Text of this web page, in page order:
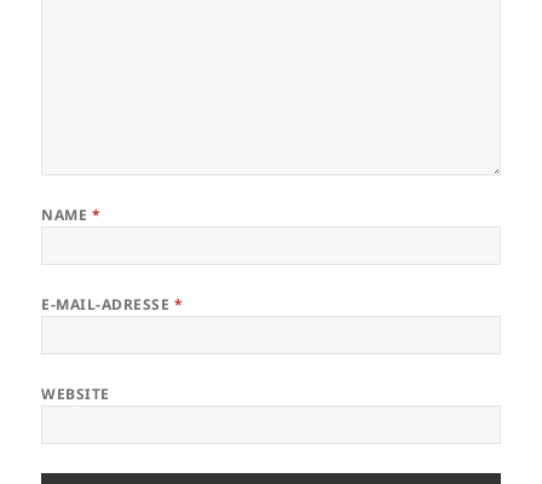
NAME *
E-MAIL-ADRESSE *
WEBSITE